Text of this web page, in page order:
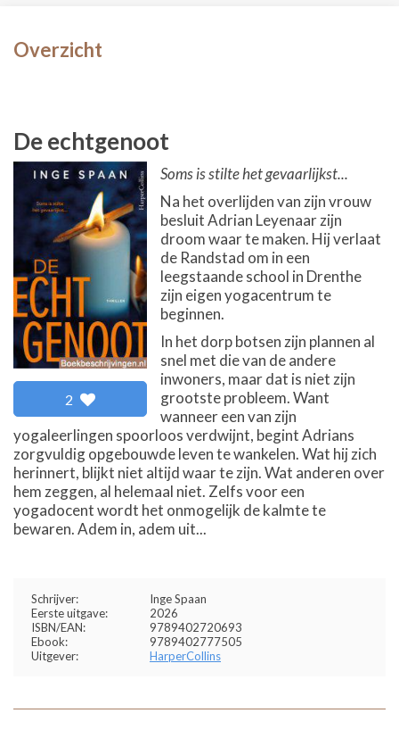
Overzicht
De echtgenoot
2
Soms is stilte het gevaarlijkst...
Na het overlijden van zijn vrouw
besluit Adrian Leyenaar zijn
droom waar te maken. Hij verlaat
de Randstad om in een
leegstaande school in Drenthe
zijn eigen yogacentrum te
beginnen.
In het dorp botsen zijn plannen al
snel met die van de andere
inwoners, maar dat is niet zijn
grootste probleem. Want
wanneer een van zijn
yogaleerlingen spoorloos verdwijnt, begint Adrians
zorgvuldig opgebouwde leven te wankelen. Wat hij zich
herinnert, blijkt niet altijd waar te zijn. Wat anderen over
hem zeggen, al helemaal niet. Zelfs voor een
yogadocent wordt het onmogelijk de kalmte te
bewaren. Adem in, adem uit...
Schrijver:
Inge Spaan
Eerste uitgave:
2026
ISBN/EAN:
9789402720693
Ebook:
9789402777505
Uitgever:
HarperCollins